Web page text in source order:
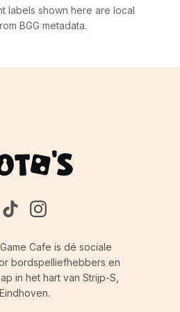
labels shown here are local
BGG metadata.
Cafe is dé sociale
bordspelliefhebbers en
in het hart van Strijp-S,
Eindhoven.